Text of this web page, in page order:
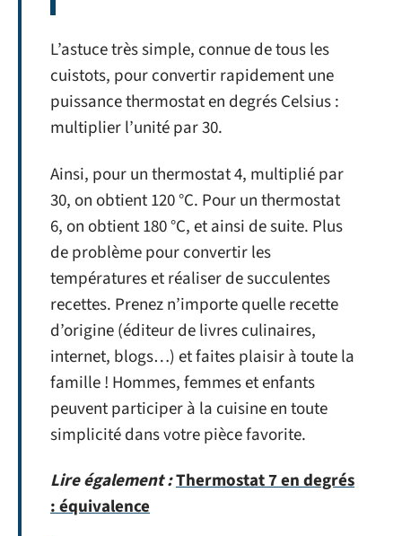
L’astuce très simple, connue de tous les
cuistots, pour convertir rapidement une
puissance thermostat en degrés Celsius :
multiplier l’unité par 30.
Ainsi, pour un thermostat 4, multiplié par
30, on obtient 120 °C. Pour un thermostat
6, on obtient 180 °C, et ainsi de suite. Plus
de problème pour convertir les
températures et réaliser de succulentes
recettes. Prenez n’importe quelle recette
d’origine (éditeur de livres culinaires,
internet, blogs…) et faites plaisir à toute la
famille ! Hommes, femmes et enfants
peuvent participer à la cuisine en toute
simplicité dans votre pièce favorite.
Lire également :Thermostat 7 en degrés
: équivalence